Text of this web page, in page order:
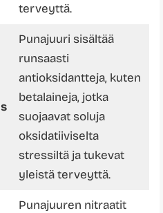
terveyttä.
Punajuuri sisältää
runsaasti
antioksidantteja, kuten
betalaineja, jotka
suojaavat soluja
oksidatiiviselta
stressiltä ja tukevat
yleistä terveyttä.
Punajuuren nitraatit